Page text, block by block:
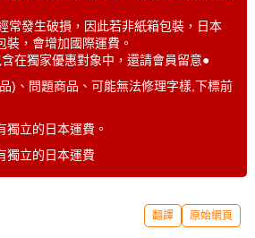
常發生破損，因此若非紙箱包裝，日本
裝，會增加國際運費。
在獨家優惠對象中，還請會員留意●
)、問題商品、可能無法修理字樣,下標前
獨立的日本運費。
獨立的日本運費
翻譯 原始網頁